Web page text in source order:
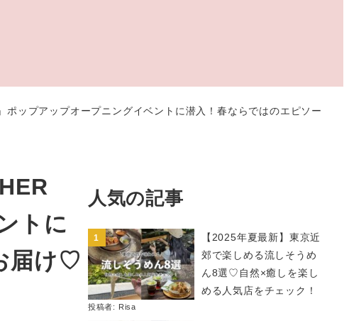
ップアップオープニングイベントに潜入！春ならではのエピソー
トに
届け♡
人気の記事
【2025年夏最新】東京近
郊で楽しめる流しそうめ
ん8選♡自然×癒しを楽し
める人気店をチェック！
投稿者: Risa